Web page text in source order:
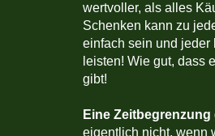
wertvoller, als alles
Schenken kann zu
einfach sein und jeder
leisten! Wie gut, dass
gibt!
Eine Zeitbegrenzung
eigentlich nicht, wenn